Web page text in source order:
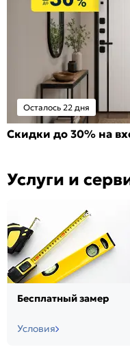
Осталось 22 дня
Скидки до 30% на
Услуги и
Бесплатный замер
Условия